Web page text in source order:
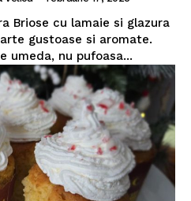
Briose cu lamaie si glazura
gustoase si aromate.
umeda, nu pufoasa...